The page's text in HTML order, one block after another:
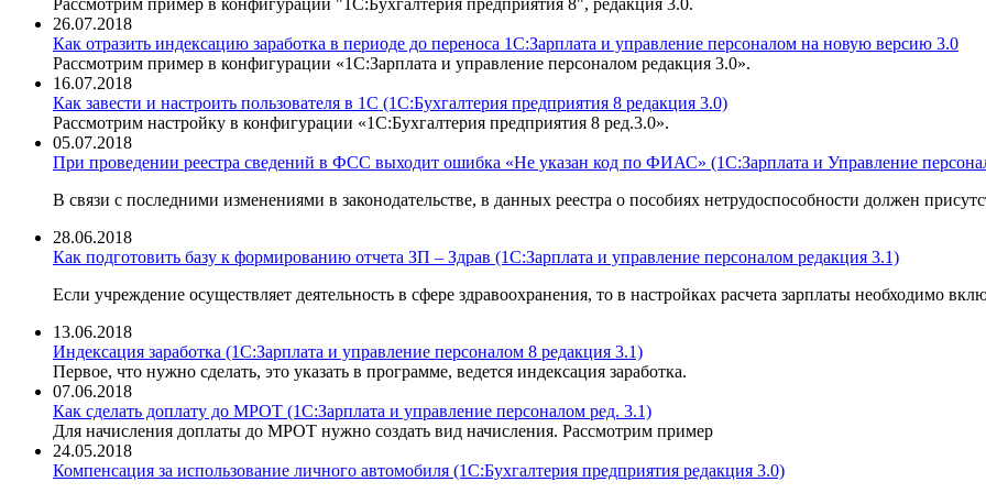
26.07.2018
Как отразить индексацию заработка в периоде до переноса 1С:Зарплата и управление персоналом на новую версию 3.0
Рассмотрим пример в конфигурации «1С:Зарплата и управление персоналом редакция 3.0».
16.07.2018
Как завести и настроить пользователя в 1С (1С:Бухгалтерия предприятия 8 редакция 3.0)
Рассмотрим настройку в конфигурации «1С:Бухгалтерия предприятия 8 ред.3.0».
05.07.2018
При проведении реестра сведений в ФСС выходит ошибка «Не указан код по ФИАС» (1С:Зарплата и Управление
В связи с последними изменениями в законодательстве, в данных реестра о пособиях нетрудоспособности должен
28.06.2018
Как подготовить базу к формированию отчета ЗП – Здрав (1С:Зарплата и управление персоналом редакция 3.1)
Если учреждение осуществляет деятельность в сфере здравоохранения, то в настройках расчета зарплаты необходимо
13.06.2018
Индексация заработка (1С:Зарплата и управление персоналом 8 редакция 3.1)
Первое, что нужно сделать, это указать в программе, ведется индексация заработка.
07.06.2018
Как сделать доплату до МРОТ (1С:Зарплата и управление персоналом ред. 3.1)
Для начисления доплаты до МРОТ нужно создать вид начисления. Рассмотрим пример
24.05.2018
Компенсация за использование личного автомобиля (1С:Бухгалтерия предприятия редакция 3.0)